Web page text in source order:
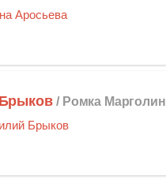
/ Ромка Марголин